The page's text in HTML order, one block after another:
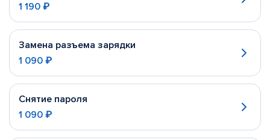
1 190 ₽
Замена разъема зарядки
1 090 ₽
Снятие пароля
1 090 ₽